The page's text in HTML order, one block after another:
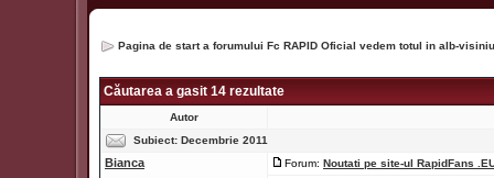
Pagina de start a forumului Fc RAPID Oficial vedem totul in alb-
Căutarea a gasit 14 rezultate
Autor
Subiect: Decembrie 2011
Bianca Forum: Noutati pe site-ul RapidFans